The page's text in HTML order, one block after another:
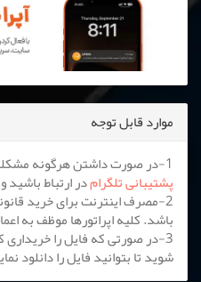
موارد قابل توجه
1-در صورت داشتن هرگونه مشکلی، لطفا با پشتیبانی آنلاین یا
پشتیبانی تلگرامدر ارتباط باشید
باشد. کلیه اپراتورها موظف به
3-در صورتی که فایل را خریداری
شوید تا بتوانید فایل را دانلود